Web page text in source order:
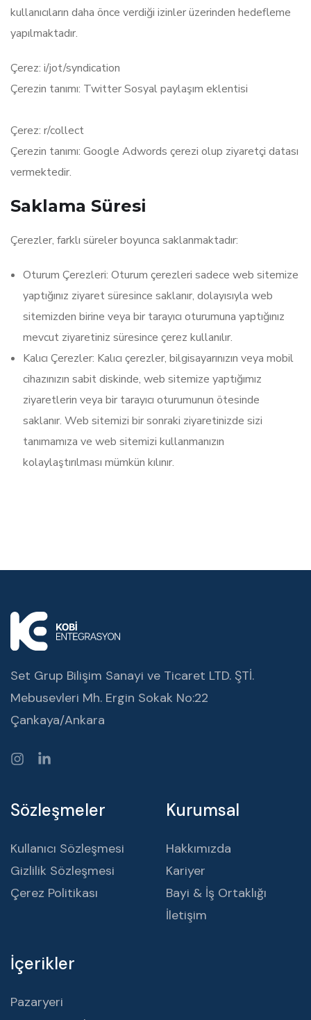
kullanıcıların daha önce verdiği izinler üzerinden hedefleme
yapılmaktadır.
Çerez: i/jot/syndication
Çerezin tanımı: Twitter Sosyal paylaşım eklentisi
Çerez: r/collect
Çerezin tanımı: Google Adwords çerezi olup ziyaretçi datası
vermektedir.
Saklama Süresi
Çerezler, farklı süreler boyunca saklanmaktadır:
Oturum Çerezleri: Oturum çerezleri sadece web sitemize
yaptığınız ziyaret süresince saklanır, dolayısıyla web
sitemizden birine veya bir tarayıcı oturumuna yaptığınız
mevcut ziyaretiniz süresince çerez kullanılır.
Kalıcı Çerezler: Kalıcı çerezler, bilgisayarınızın veya mobil
cihazınızın sabit diskinde, web sitemize yaptığımız
ziyaretlerin veya bir tarayıcı oturumunun ötesinde
saklanır. Web sitemizi bir sonraki ziyaretinizde sizi
tanımamıza ve web sitemizi kullanmanızın
kolaylaştırılması mümkün kılınır.
Set Grup Bilişim Sanayi ve Ticaret LTD. ŞTİ.
Mebusevleri Mh. Ergin Sokak No:22
Çankaya/Ankara
Sözleşmeler
Kullanıcı Sözleşmesi
Gizlilik Sözleşmesi
Çerez Politikası
Kurumsal
Hakkımızda
Kariyer
Bayi & İş Ortaklığı
İletişim
İçerikler
Pazaryeri